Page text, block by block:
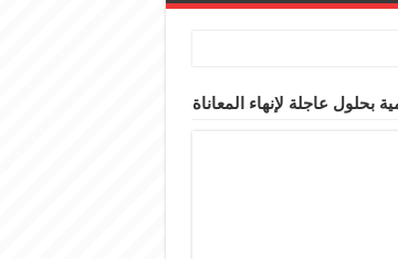
عاجلة لإنهاء المعاناة